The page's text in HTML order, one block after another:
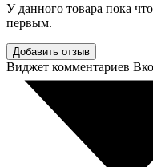
У данного товара пока
первым.
Добавить отзыв
Виджет комментариев